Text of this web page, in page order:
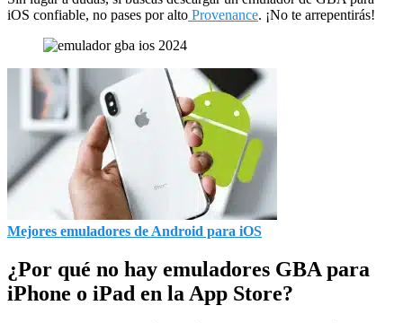
iOS confiable, no pases por alto Provenance. ¡No te arrepentirás!
Mejores emuladores de Android para iOS
¿Por qué no hay emuladores GBA para
iPhone o iPad en la App Store?